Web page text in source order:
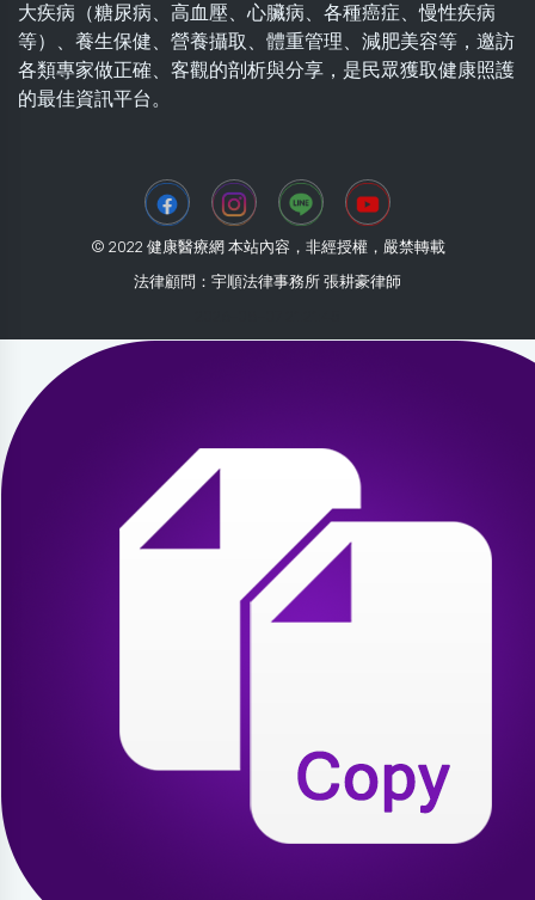
大疾病（糖尿病、高血壓、心臟病、各種癌症、慢性疾病
等）、養生保健、營養攝取、體重管理、減肥美容等，邀訪
各類專家做正確、客觀的剖析與分享，是民眾獲取健康照護
的最佳資訊平台。
© 2022 健康醫療網 本站內容，非經授權，嚴禁轉載
法律顧問：宇順法律事務所 張耕豪律師